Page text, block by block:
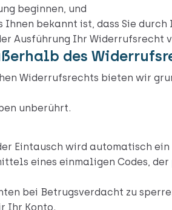
beginnen, und
Ihnen bekannt ist, dass Sie durch
Ausführung Ihr Widerrufsrecht
des
Widerrufsrechts bieten wir
unberührt.
Eintausch wird automatisch
eines einmaligen Codes, der
bei Betrugsverdacht zu
Ihr Konto.